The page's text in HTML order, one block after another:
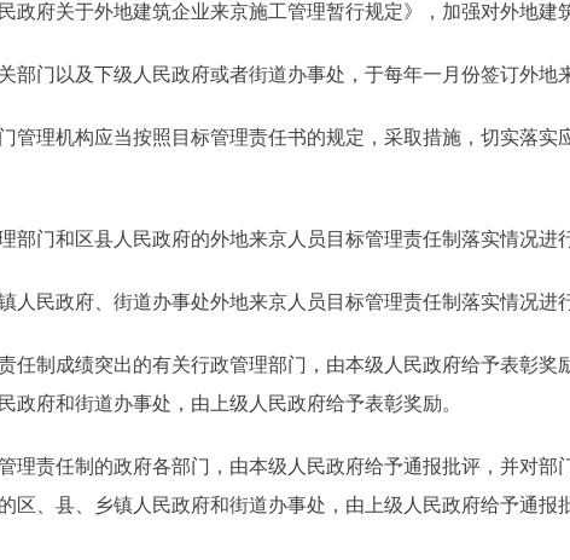
府关于外地建筑企业来京施工管理暂行规定》，加强对外地建
门以及下级人民政府或者街道办事处，于每年一月份签订外地
理机构应当按照目标管理责任书的规定，采取措施，切实落实
门和区县人民政府的外地来京人员目标管理责任制落实情况进
民政府、街道办事处外地来京人员目标管理责任制落实情况进
制成绩突出的有关行政管理部门，由本级人民政府给予表彰奖
政府和街道办事处，由上级人民政府给予表彰奖励。
责任制的政府各部门，由本级人民政府给予通报批评，并对部
区、县、乡镇人民政府和街道办事处，由上级人民政府给予通报